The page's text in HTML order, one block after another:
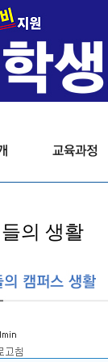
의 생활